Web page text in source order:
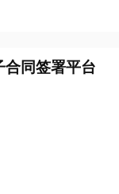
合同签署平台